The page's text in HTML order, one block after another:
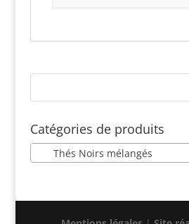
Catégories de produits
Thés Noirs mélangés